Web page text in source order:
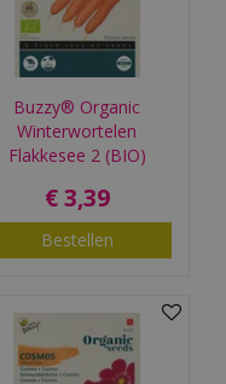
Buzzy® Organic
Winterwortelen
Flakkesee 2 (BIO)
€ 3,39
Bestellen